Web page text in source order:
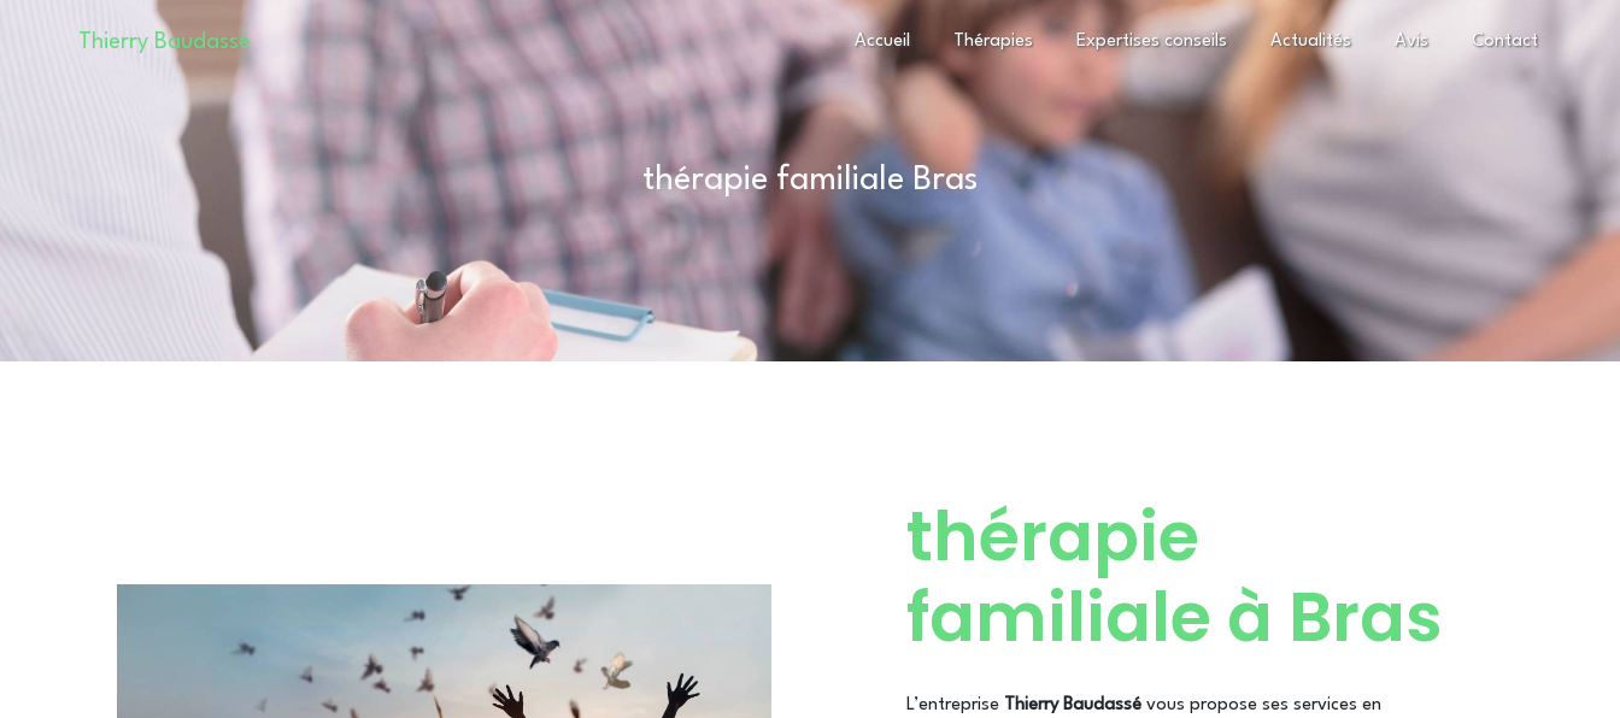
Thierry Baudassé Accueil Thérapies Expertises conseils Actualités Avis Contact
thérapie familiale Bras
thérapie
familiale à Bras
L’entreprise Thierry Baudassé vous propose ses services en
Panneau de gestion des cookies